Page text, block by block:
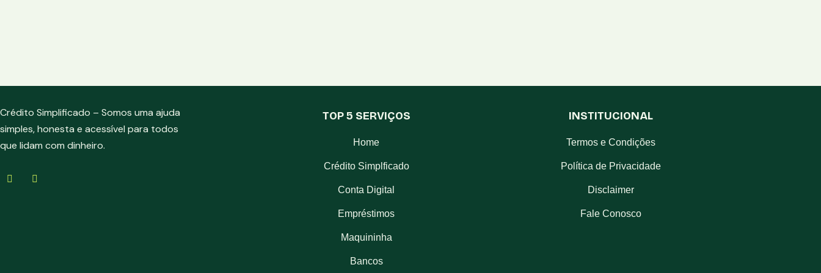
Crédito Simplificado – Somos uma ajuda
simples, honesta e acessível para todos
que lidam com dinheiro.
TOP 5 SERVIÇOS
Home
Crédito Simplficado
Conta Digital
Empréstimos
Maquininha
Bancos
INSTITUCIONAL
Termos e Condições
Política de Privacidade
Disclaimer
Fale Conosco